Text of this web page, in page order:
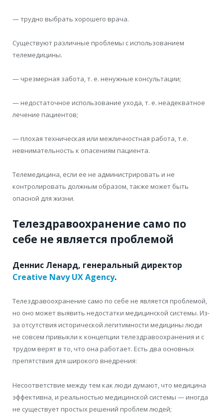
— трудно выбрать хорошего врача.
Существуют различные проблемы с использованием
телемедицины.
— чрезмерная забота, т. е. ненужные консультации;
— недостаточное использование ухода, т. е. неадекватное
лечение пациентов;
— плохая техническая или межличностная работа, т.е.
невнимательность к опасениям пациента.
Телемедицина, если ее не администрировать и не
контролировать должным образом, также может быть
опасной для жизни.
Телездравоохранение само по
себе не является проблемой
Деннис Ленард, генеральный директор
Creative Navy UX Agency.
Телездравоохранение само по себе не является проблемой,
но оно может выявить недостатки медицинской системы. Из-
за отсутствия исторической легитимности медицины люди
не совсем привыкли к концепции телездравоохранения и с
трудом верят в то, что она работает. Есть два основных
препятствия для широкого внедрения:
Несоответствие между тем как люди думают, что медицина
эффективна, и реальностью медицинской системы — иногда
не существует простых решений проблем людей;